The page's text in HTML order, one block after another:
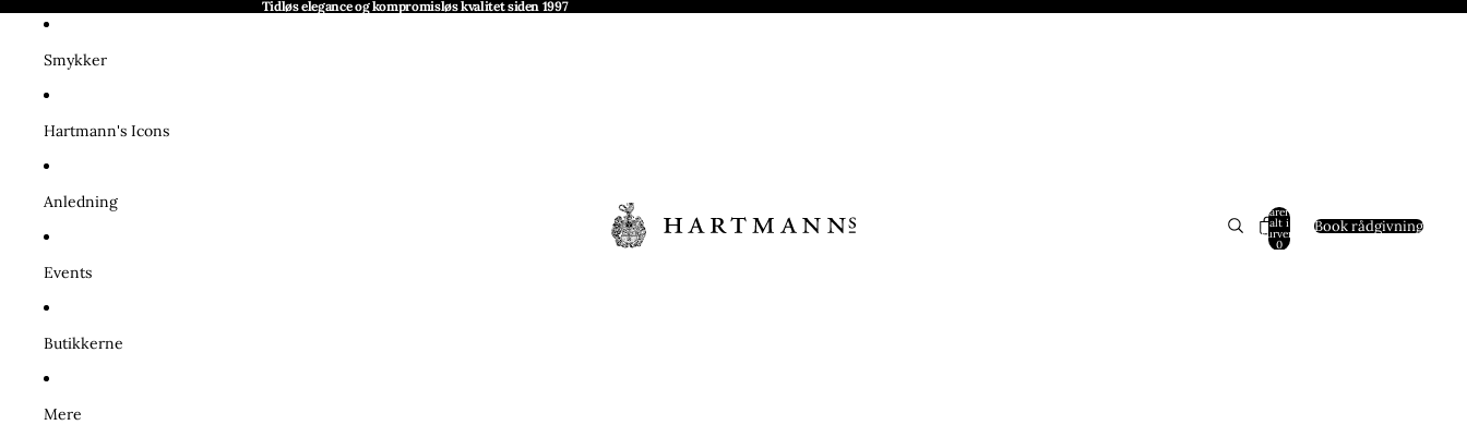
Tidløs elegance og kompromisløs kvalitet siden 1997
Smykker
Hartmann's Icons
Anledning
Events
Butikkerne
Mere
Varer i
alt i
kurven:
0
Book rådgivning